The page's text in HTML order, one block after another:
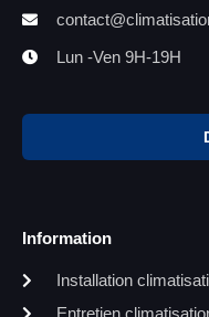
Lun -Ven 9H-19H
Information
Installation
Entretien